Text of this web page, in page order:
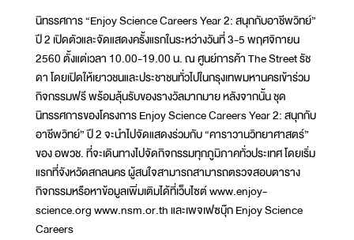
นิทรรศการ “Enjoy Science Careers Year 2: สนุกกับอาชีพวิทย์”
ปี 2 เปิดตัวและจัดแสดงครั้งแรกในระหว่างวันที่ 3-5 พฤศจิกายน
2560 ตั้งแต่เวลา 10.00-19.00 น. ณ ศูนย์การค้า The Street รัช
ดา โดยเปิดให้เยาวชนและประชาชนทั่วไปในกรุงเทพมหานครเข้าร่วม
กิจกรรมฟรี พร้อมลุ้นรับของรางวัลมากมาย หลังจากนั้น ชุด
นิทรรศการของโครงการ Enjoy Science Careers Year 2: สนุกกับ
อาชีพวิทย์” ปี 2 จะนำไปจัดแสดงร่วมกับ “คาราวานวิทยาศาสตร์”
ของ อพวช. ที่จะเดินทางไปจัดกิจกรรมทุกภูมิภาคทั่วประเทศ โดยเริ่ม
แรกที่จังหวัดสกลนคร ผู้สนใจสามารถสามารถตรวจสอบตาราง
กิจกรรมหรือหาข้อมูลเพิ่มเติมได้ที่เว็บไซต์ www.enjoy-
science.org www.nsm.or.th และเพจเฟซบุ๊ก Enjoy Science
Careers